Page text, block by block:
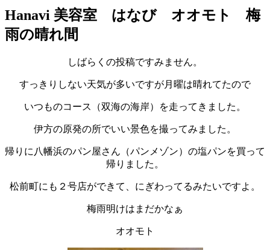
Hanavi 美容室 はなび オオモト 梅
雨の晴れ間
しばらくの投稿ですみません。
すっきりしない天気が多いですが月曜は晴れてたので
いつものコース（双海の海岸）を走ってきました。
伊方の原発の所でいい景色を撮ってみました。
帰りに八幡浜のパン屋さん（パンメゾン）の塩パンを買って
帰りました。
松前町にも２号店ができて、にぎわってるみたいですよ。
梅雨明けはまだかなぁ
オオモト